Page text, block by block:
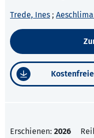
Trede, Ines ;
Erschienen: 2026